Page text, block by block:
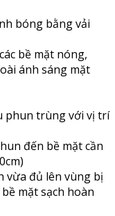
bóng bằng vải
bề mặt nóng,
ánh sáng mặt
phun trùng với vị trí
đến bề mặt cần
vừa đủ lên vùng bị
mặt sạch hoàn